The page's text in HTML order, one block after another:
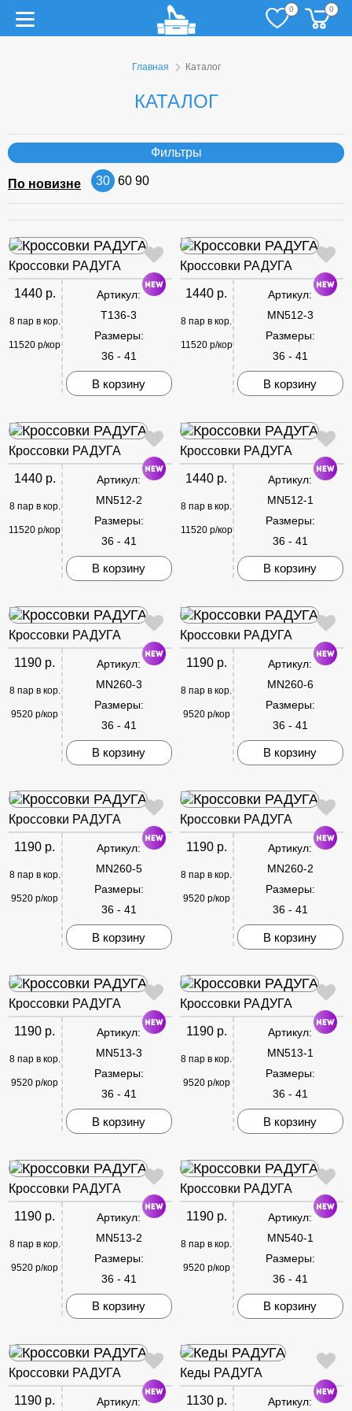
0 0
Главная Каталог
КАТАЛОГ
Фильтры
По новизне 30 60 90
Кроссовки РАДУГА
1440 р.
8 пар в кор.
11520 р/кор
Артикул:
T136-3
Размеры:
36 - 41
В корзину
Кроссовки РАДУГА
1440 р.
8 пар в кор.
11520 р/кор
Артикул:
MN512-3
Размеры:
36 - 41
В корзину
Кроссовки РАДУГА
1440 р.
8 пар в кор.
11520 р/кор
Артикул:
MN512-2
Размеры:
36 - 41
В корзину
Кроссовки РАДУГА
1440 р.
8 пар в кор.
11520 р/кор
Артикул:
MN512-1
Размеры:
36 - 41
В корзину
Кроссовки РАДУГА
1190 р.
8 пар в кор.
9520 р/кор
Артикул:
MN260-3
Размеры:
36 - 41
В корзину
Кроссовки РАДУГА
1190 р.
8 пар в кор.
9520 р/кор
Артикул:
MN260-6
Размеры:
36 - 41
В корзину
Кроссовки РАДУГА
1190 р.
8 пар в кор.
9520 р/кор
Артикул:
MN260-5
Размеры:
36 - 41
В корзину
Кроссовки РАДУГА
1190 р.
8 пар в кор.
9520 р/кор
Артикул:
MN260-2
Размеры:
36 - 41
В корзину
Кроссовки РАДУГА
1190 р.
8 пар в кор.
9520 р/кор
Артикул:
MN513-3
Размеры:
36 - 41
В корзину
Кроссовки РАДУГА
1190 р.
8 пар в кор.
9520 р/кор
Артикул:
MN513-1
Размеры:
36 - 41
В корзину
Кроссовки РАДУГА
1190 р.
8 пар в кор.
9520 р/кор
Артикул:
MN513-2
Размеры:
36 - 41
В корзину
Кроссовки РАДУГА
1190 р.
8 пар в кор.
9520 р/кор
Артикул:
MN540-1
Размеры:
36 - 41
В корзину
Кроссовки РАДУГА
1190 р. Артикул:
Кеды РАДУГА
1130 р. Артикул: